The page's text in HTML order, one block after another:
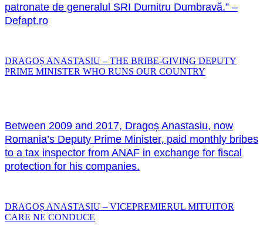
patronate de generalul SRI Dumitru Dumbravă.” –
Defapt.ro
DRAGOȘ ANASTASIU – THE BRIBE-GIVING DEPUTY
PRIME MINISTER WHO RUNS OUR COUNTRY
Between 2009 and 2017, Dragoș Anastasiu, now
Romania’s Deputy Prime Minister, paid monthly bribes
to a tax inspector from ANAF in exchange for fiscal
protection for his companies.
DRAGOȘ ANASTASIU – VICEPREMIERUL MITUITOR
CARE NE CONDUCE